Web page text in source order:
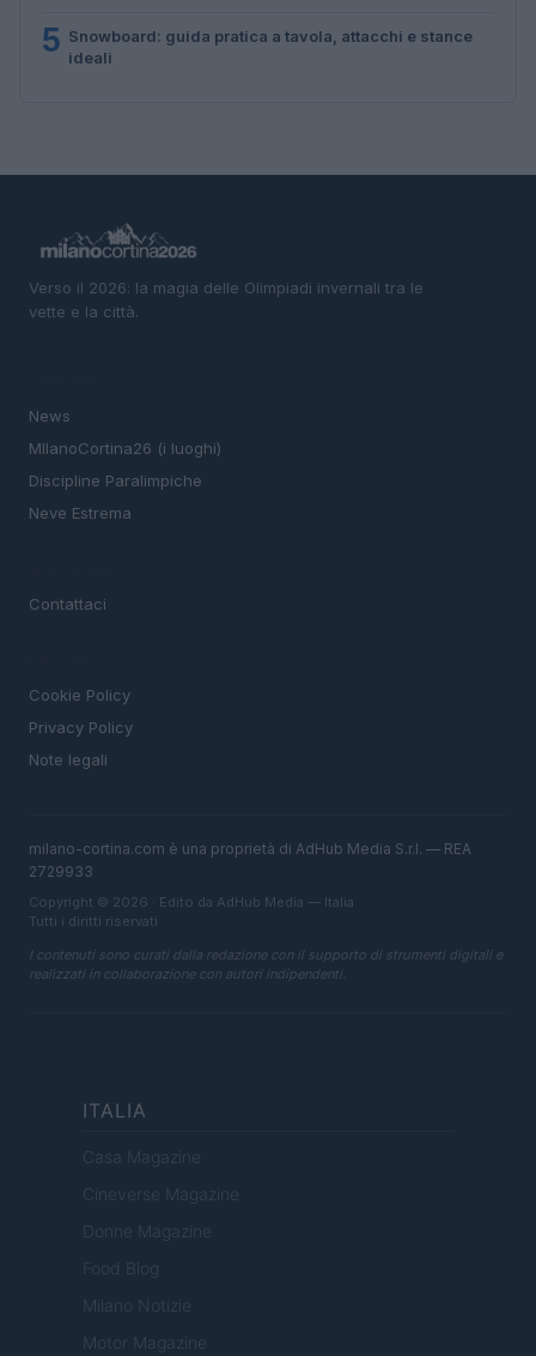
5 Snowboard: guida pratica a tavola, attacchi e stance
ideali
Verso il 2026: la magia delle Olimpiadi invernali tra le
vette e la città.
News
MIlanoCortina26 (i luoghi)
Discipline Paralimpiche
Neve Estrema
Contattaci
Cookie Policy
Privacy Policy
Note legali
milano-cortina.com è una proprietà di AdHub Media S.r.l. — REA
2729933
Copyright © 2026 · Edito da AdHub Media — Italia
Tutti i diritti riservati
I contenuti sono curati dalla redazione con il supporto di strumenti digitali e
realizzati in collaborazione con autori indipendenti.
ITALIA
Casa Magazine
Cineverse Magazine
Donne Magazine
Food Blog
Milano Notizie
Motor Magazine